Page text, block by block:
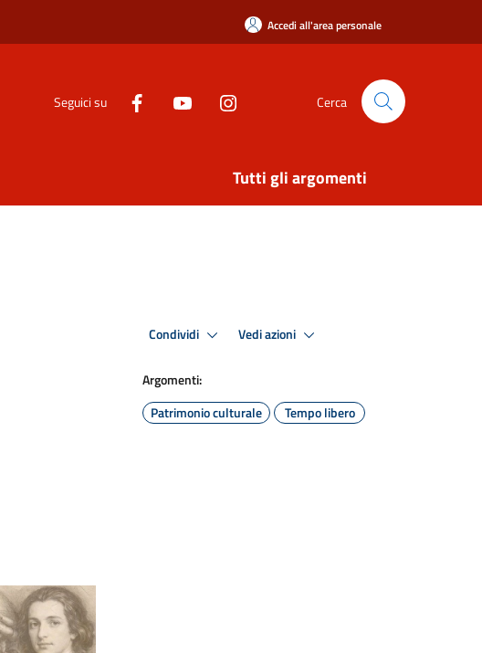
Accedi all'area personale
Seguici su Cerca
Tutti gli argomenti
Condividi Vedi azioni
Argomenti:
Patrimonio culturale
Tempo libero